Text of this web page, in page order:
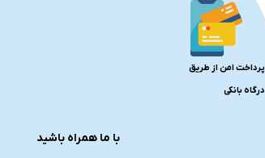
پرداخت امن از طریق
درگاه بانکی
با ما همراه باشید